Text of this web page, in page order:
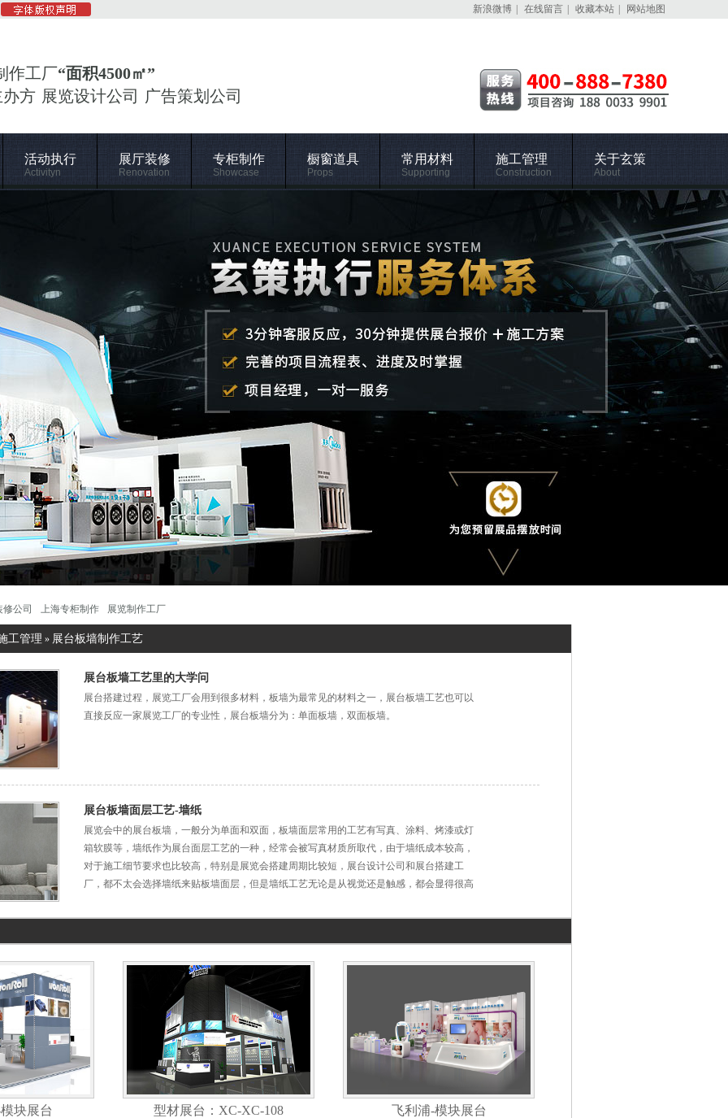
新浪微博 在线留言 收藏本站 网站地图
作工厂“面积4500㎡”
方 展览设计公司 广告策划公司
活动执行
Activityn
展厅装修
Renovation
专柜制作
Showcase
橱窗道具
Props
常用材料
Supporting
施工管理
Construction
关于玄策
About
公司 上海专柜制作 展览制作工厂
工管理 » 展台板墙制作工艺
展台板墙工艺里的大学问
展台搭建过程，展览工厂会用到很多材料，板墙为最常见的材料之一，展台板墙工艺也可以
直接反应一家展览工厂的专业性，展台板墙分为：单面板墙，双面板墙。
展台板墙面层工艺-墙纸
展览会中的展台板墙，一般分为单面和双面，板墙面层常用的工艺有写真、涂料、烤漆或灯
箱软膜等，墙纸作为展台面层工艺的一种，经常会被写真材质所取代，由于墙纸成本较高，
对于施工细节要求也比较高，特别是展览会搭建周期比较短，展台设计公司和展台搭建工
厂，都不太会选择墙纸来贴板墙面层，但是墙纸工艺无论是从视觉还是触感，都会显得很高
绝对非常大气，无论大小展台都能凸显展台腔调。
块展台 型材展台：XC-XC-108 飞利浦-模块展台